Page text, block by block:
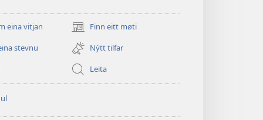
eina vitjan Finn eitt møti
(opens
new
window)
stevnu
Nýtt tilfar
Leita